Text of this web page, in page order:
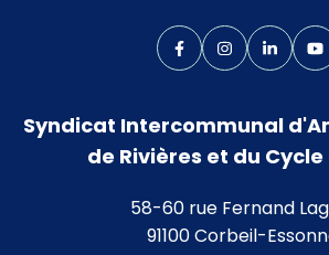
Lien vers le compte
Lien vers le
Lien
Syndicat Intercommunal
de Rivières et du Cycle
58-60 rue Fernand
91100 Corbeil-